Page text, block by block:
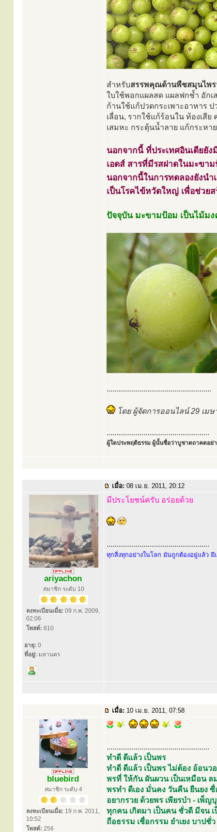
สำหรับสรรพคุณด้านพืชสมุนไพร
ใบใช้พอกแผลสด แผลฟกช้ำ อัก
ก้านใช้แก้ปวดกระเพาะอาหาร
เลื่อน, รากใช้แก้ร้อนใน ท้องเสี
เสมหะ กระตุ้นน้ำลาย แก้กระหา
นอกจากนี้ ที่ประเทศอินเดียยั
เอดส์ สารที่มีรสฝาดในมะขาม
นอกจากนี้ในการทดลองยังน
เป็นโรคไข้หวัดใหญ่ เพื่อช่วย
ปัจจุบัน มะขามป้อม เป็นไม้ม
......................................................
โดย ผู้จัดการออนไลน์ 29 เมษ
.....................................................
ผู้ใดประพฤติธรรม ผู้นั้นชื่อว่าบูชาตถาคตอย่า
เมื่อ: 08 เม.ย. 2011, 20:12
ariyachon
สมาชิก ระดับ 10
ลงทะเบียนเมื่อ: 09 ก.พ. 2009,
02:06
โพสต์: 810
อายุ: 0
ที่อยู่: มหานคร
มีประโยชน์ครับ อร่อยด้วย
.....................................................
ทุกสิ่งทุกอย่างในโลก มันถูกต้องอยู่แล้ว มี
เมื่อ: 10 เม.ย. 2011, 07:58
bluebird
สมาชิก ระดับ 4
ลงทะเบียนเมื่อ: 19 ก.พ. 2011,
10:52
โพสต์: 256
.....................................................
ทำดี ดีแล้ว เป็นพร
ทำดี ดีแล้ว เป็นพร ไม่ต้อง อ้อนว
พรที่ ให้กัน ผันผวน เป็นเหมือน
พรทำ ดีเอง มั่นคง วันคืน ยืนยง ซื่
อยากรวย ด้วยพร เพียรบำ - เพ็
ทุกคน เกิดมา เป็นคน ชั่วดี มีจน เ
ถือธรรม เชื่อกรรม ยำเยง บาปชั่